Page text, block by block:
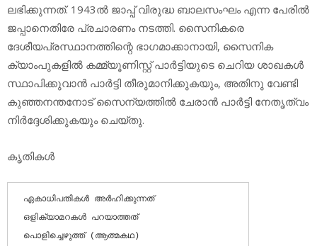
ലഭിക്കുന്നത്. 1943ല്‍ ജാപ്പ് വിരുദ്ധ ബാലസംഘം എന്ന പേരില്‍
ജപ്പാനെതിരേ പ്രചാരണം നടത്തി. സൈനികരെ
ദേശീയപ്രസ്ഥാനത്തിന്റെ ഭാഗമാക്കാനായി, സൈനിക
ക്യാംപുകളില്‍ കമ്മ്യൂണിസ്റ്റ് പാര്‍ട്ടിയുടെ ചെറിയ ശാഖകള്‍
സ്ഥാപിക്കുവാന്‍ പാര്‍ട്ടി തീരുമാനിക്കുകയും, അതിനു വേണ്ടി
കുഞ്ഞനന്തനോട് സൈന്യത്തില്‍ ചേരാന്‍ പാര്‍ട്ടി നേതൃത്വം
നിര്‍ദ്ദേശിക്കുകയും ചെയ്തു.
കൃതികള്‍
ഏകാധിപതികള്‍ അര്‍ഹിക്കുന്നത്
ഒളിക്യാമറകള്‍ പറയാത്തത്
പൊളിച്ചെഴുത്ത് (ആത്മകഥ)